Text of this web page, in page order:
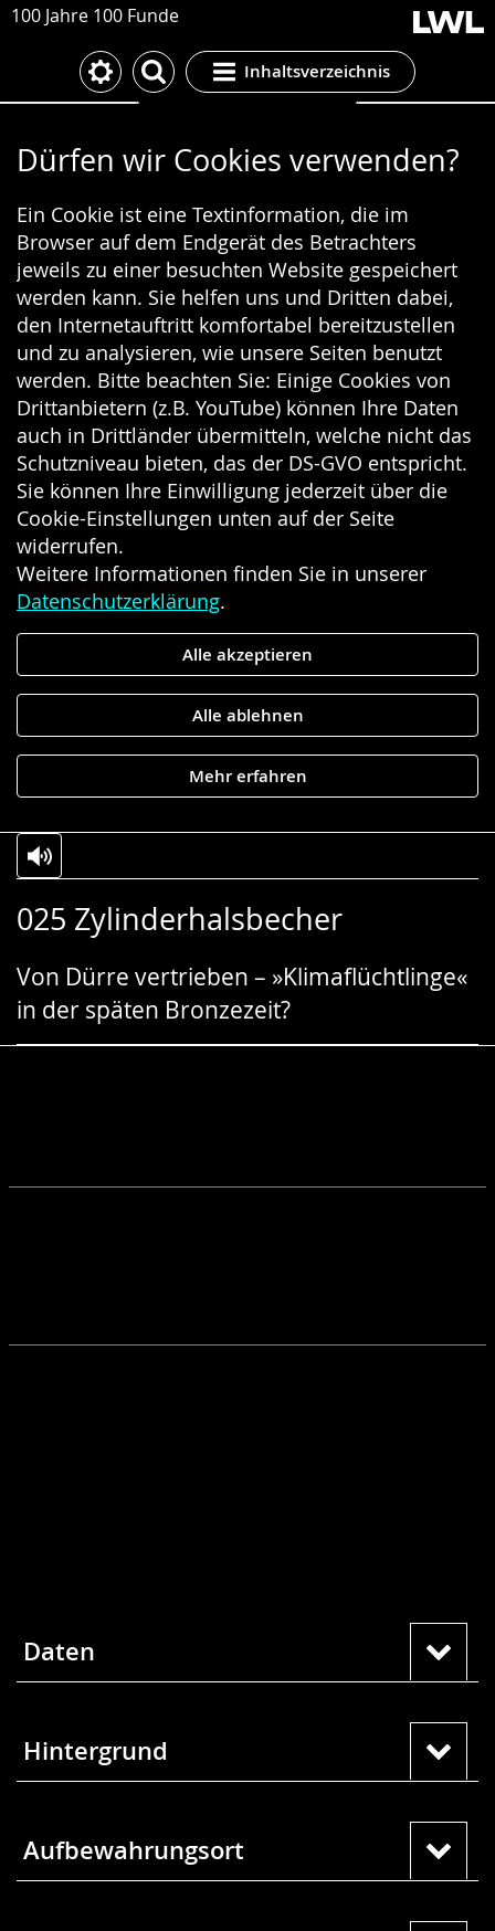
100 Jahre 100 Funde
Inhaltsverzeichnis
Cookie-Einstellungen
Dürfen wir Cookies verwenden?
Ein Cookie ist eine Textinformation, die im
Browser auf dem Endgerät des Betrachters
jeweils zu einer besuchten Website gespeichert
werden kann. Sie helfen uns und Dritten dabei,
den Internetauftritt komfortabel bereitzustellen
und zu analysieren, wie unsere Seiten benutzt
werden. Bitte beachten Sie: Einige Cookies von
Drittanbietern (z.B. YouTube) können Ihre Daten
auch in Drittländer übermitteln, welche nicht das
Schutzniveau bieten, das der DS-GVO entspricht.
Sie können Ihre Einwilligung jederzeit über die
Cookie-Einstellungen unten auf der Seite
widerrufen.
Weitere Informationen finden Sie in unserer
Datenschutzerklärung.
Alle akzeptieren
Alle ablehnen
Mehr erfahren
025 Zylinderhalsbecher
Von Dürre vertrieben – »Klimaflüchtlinge«
in der späten Bronzezeit?
Leichten
wechseln.
Audio-
Video
Deutscher
Gebärdensprache
wird
Daten
Hintergrund
Aufbewahrungsort